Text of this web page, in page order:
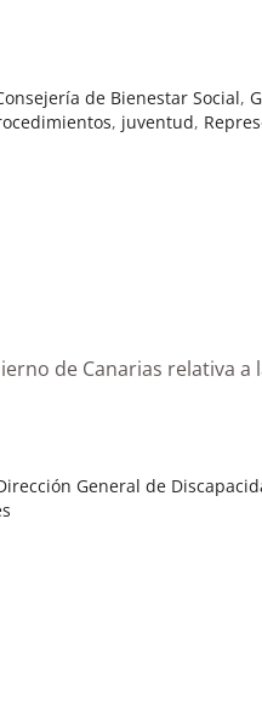
de Bienestar Social,
, juventud,
de Canarias relativa
General de